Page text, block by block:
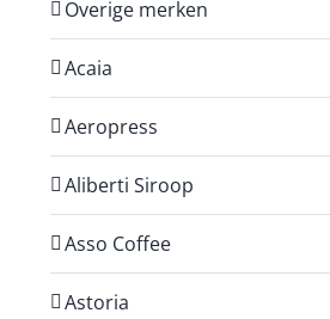
Overige merken
Acaia
Aeropress
Aliberti Siroop
Asso Coffee
Astoria